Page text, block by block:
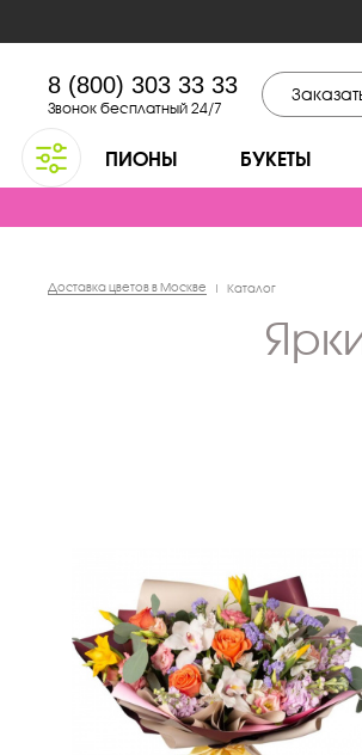
8 (800) 303 33 33
Звонок бесплатный 24/7
ПИОНЫ БУКЕТЫ
Доставка цветов в Москве | Каталог